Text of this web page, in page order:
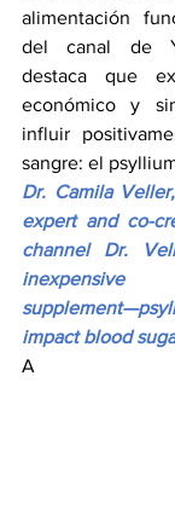
alimentación
del canal de
destaca que
económico y
influir
sangre: el
Dr. Camila
expert and co-
channel Dr.
inexpensive
impact blood
A